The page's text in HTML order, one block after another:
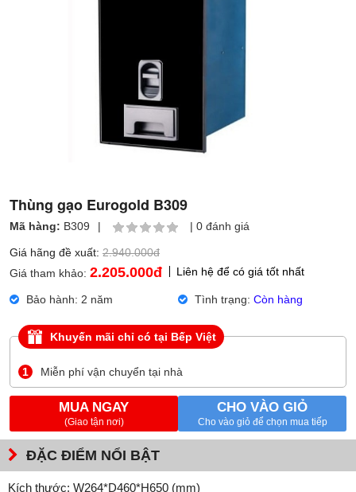
Thùng gạo Eurogold B309
Mã hàng: B309 | | 0 đánh giá
Giá hãng đề xuất: 2.940.000đ
Giá tham khảo: 2.205.000đ Liên hệ để có giá tốt nhất
Bảo hành: 2 năm Tình trạng: Còn hàng
Khuyến mãi chỉ có tại Bếp Việt
1 Miễn phí vận chuyển tại nhà
MUA NGAY
(Giao tận nơi)
CHO VÀO GIỎ
Cho vào giỏ để chọn mua tiếp
ĐẶC ĐIỂM NỔI BẬT
Kích thước: W264*D460*H650 (mm)